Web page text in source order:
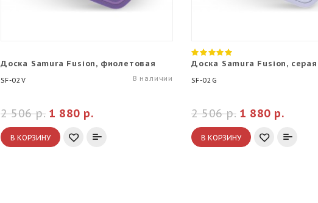
Доска Samura Fusion, фиолетовая
SF-02V В наличии
1 880 р.
2 506 р.
В КОРЗИНУ
Доска Samura Fusion, серая
SF-02G
1 880 р.
2 506 р.
В КОРЗИНУ